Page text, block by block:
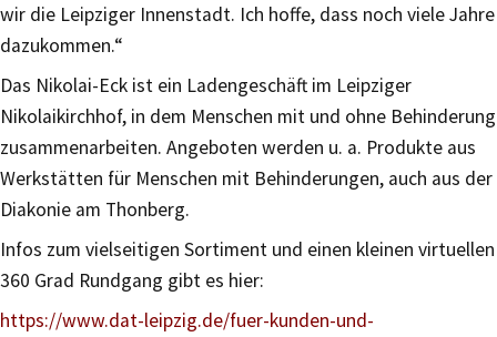
wir die Leipziger Innenstadt. Ich hoffe, dass noch viele Jahre
dazukommen.“
Das Nikolai-Eck ist ein Ladengeschäft im Leipziger
Nikolaikirchhof, in dem Menschen mit und ohne Behinderung
zusammenarbeiten. Angeboten werden u. a. Produkte aus
Werkstätten für Menschen mit Behinderungen, auch aus der
Diakonie am Thonberg.
Infos zum vielseitigen Sortiment und einen kleinen virtuellen
360 Grad Rundgang gibt es hier:
https://www.dat-leipzig.de/fuer-kunden-und-